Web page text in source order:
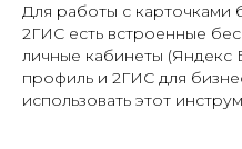
Для работы с карточками
2ГИС есть встроенные
личные кабинеты (Яндекс
профиль и 2ГИС для
использовать этот